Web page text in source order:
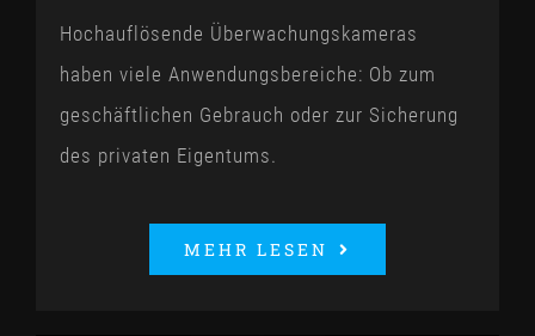
Hochauflösende Überwachungskameras
haben viele Anwendungsbereiche: Ob zum
geschäftlichen Gebrauch oder zur Sicherung
des privaten Eigentums.
MEHR LESEN